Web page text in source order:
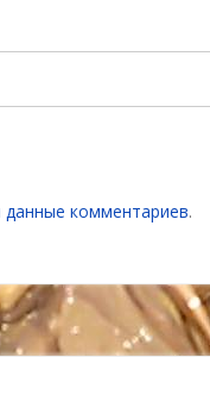
комментариев.